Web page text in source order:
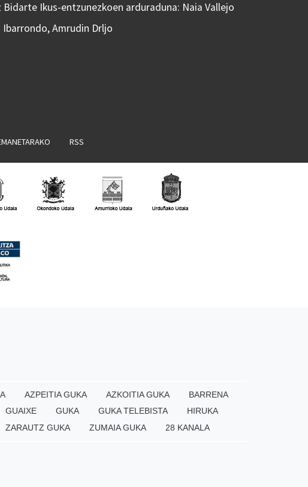
Ikus-entzunezkoen arduraduna: Naia Vallejo
Amrudin Drljo
RSS
AZPEITIA GUKA AZKOITIA GUKA
BARRENA
GUAIXE GUKA GUKA TELEBISTA
HIRUKA
ZARAUTZ GUKA ZUMAIA GUKA 28 KANALA